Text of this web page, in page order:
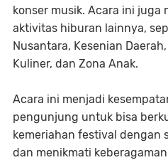
konser musik. Acara ini juga
aktivitas hiburan lainnya,
Nusantara, Kesenian
Kuliner, dan Zona Anak.
Acara ini menjadi
pengunjung untuk bisa
kemeriahan festival dengan
dan menikmati